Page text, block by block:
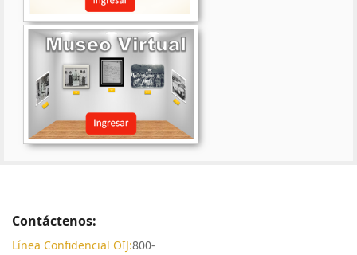
Contáctenos:
Línea Confidencial OIJ:800-